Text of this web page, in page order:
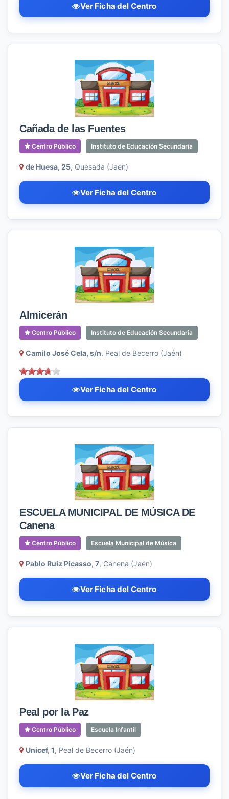
Ver Ficha del Centro
Cañada de las Fuentes
Centro Público Instituto de Educación Secundaria
de Huesa, 25, Quesada (Jaén)
Ver Ficha del Centro
Almicerán
Centro Público Instituto de Educación Secundaria
Camilo José Cela, s/n, Peal de Becerro (Jaén)
Ver Ficha del Centro
ESCUELA MUNICIPAL DE MÚSICA DE
Canena
Centro Público Escuela Municipal de Música
Pablo Ruiz Picasso, 7, Canena (Jaén)
Ver Ficha del Centro
Peal por la Paz
Centro Público Escuela Infantil
Unicef, 1, Peal de Becerro (Jaén)
Ver Ficha del Centro